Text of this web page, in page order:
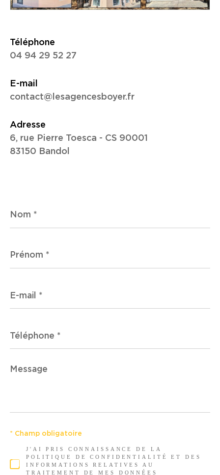
Téléphone
04 94 29 52 27
E-mail
contact@lesagencesboyer.fr
Adresse
6, rue Pierre Toesca - CS 90001
83150 Bandol
*
*
mail
*
Message
*
J'AI PRIS CONNAISSANCE DE LA
POLITIQUE DE CONFIDENTIALITÉ ET DES
INFORMATIONS RELATIVES AU
TRAITEMENT DE MES DONNÉES
* Champ obligatoire